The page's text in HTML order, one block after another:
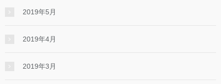
2019年5月
2019年4月
2019年3月